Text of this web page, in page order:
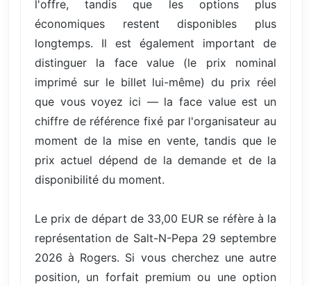
l'offre, tandis que les options plus
économiques restent disponibles plus
longtemps. Il est également important de
distinguer la face value (le prix nominal
imprimé sur le billet lui-même) du prix réel
que vous voyez ici — la face value est un
chiffre de référence fixé par l'organisateur au
moment de la mise en vente, tandis que le
prix actuel dépend de la demande et de la
disponibilité du moment.
Le prix de départ de 33,00 EUR se réfère à la
représentation de Salt-N-Pepa 29 septembre
2026 à Rogers. Si vous cherchez une autre
position, un forfait premium ou une option